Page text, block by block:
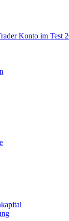
Konto im Test